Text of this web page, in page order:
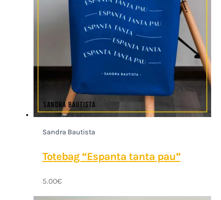
Sandra Bautista
Totebag “Espanta tanta pau”
5.00€